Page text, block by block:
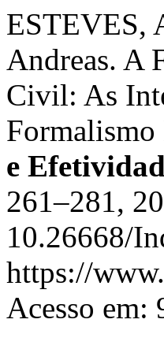
ESTEVES,
Andreas. A
Civil: As
Formalismo
e
261–281,
10.26668/
https://
Acesso em: